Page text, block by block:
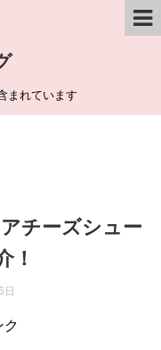
まれています
チーズシュー
！
日
ク